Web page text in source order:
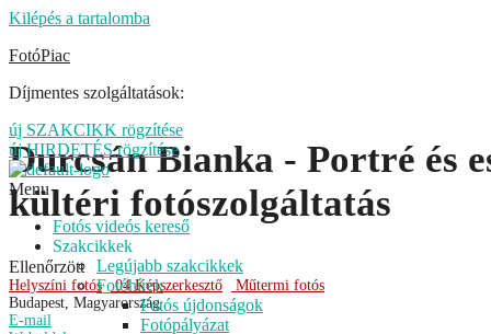
Kilépés a tartalomba
FotóPiac
Díjmentes szolgáltatások:
új SZAKCIKK rögzítése
új HIRDETÉS rögzítése
Menu
Fotós videós kereső
Szakcikkek
Legújabb szakcikkek
Fotóhírek
Fotós újdonságok
Fotópályázat
Durcsán Bianka - Portré és
kültéri fotószolgáltatás
Ellenőrzött
Helyszíni fotós 04 Képszerkesztő
Műtermi fotós
Budapest, Magyarország
E-mail